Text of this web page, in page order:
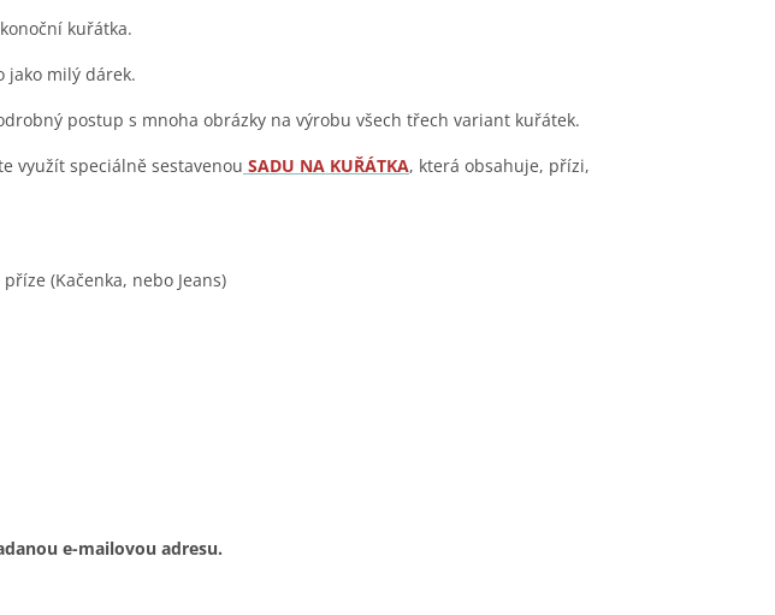
kuřátka.
jako milý dárek.
postup s mnoha obrázky na výrobu všech třech variant kuřátek.
využít speciálně sestavenou SADU NA KUŘÁTKA, která obsahuje, přízi,
(Kačenka, nebo Jeans)
e-mailovou adresu.